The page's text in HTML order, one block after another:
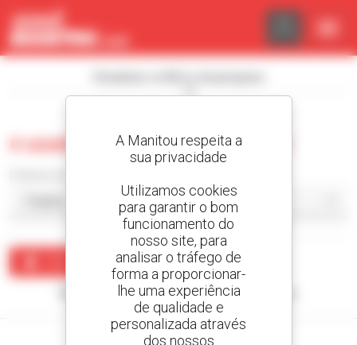
0 usado carregador compacto
Criar um alerta
Nenhum resultado corresponde à sua pesquisa.
Painel de Gerenciamento de Cookies
A Manitou respeita a
sua privacidade
Utilizamos cookies
para garantir o bom
funcionamento do
nosso site, para
analisar o tráfego de
forma a proporcionar-
lhe uma experiência
de qualidade e
personalizada através
dos nossos